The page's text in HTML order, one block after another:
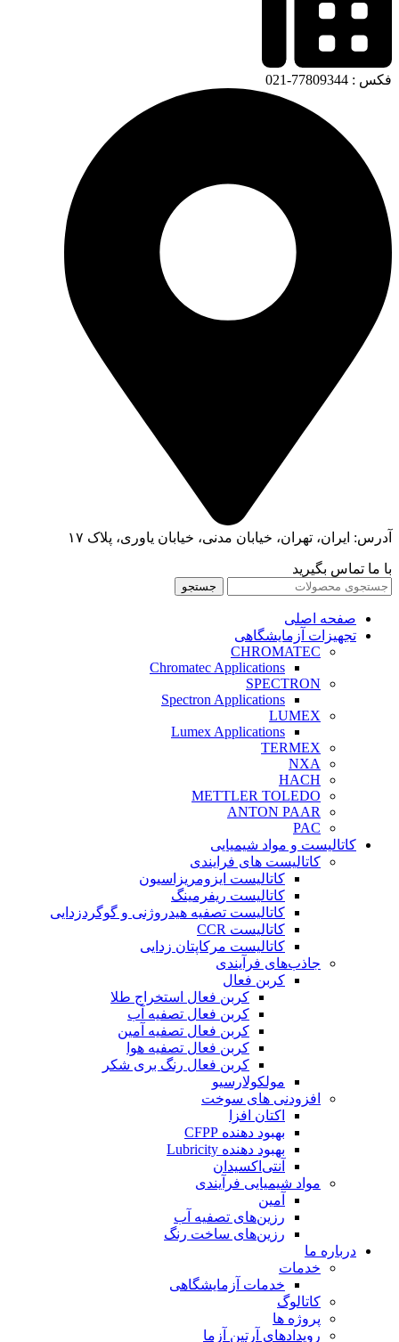
فکس : 77809344-021
آدرس: ایران، تهران، خیابان مدنی، خیابان یاوری، پلاک ۱۷
با ما تماس بگیرید
جستجو
صفحه اصلی
تجهیزات آزمایشگاهی
CHROMATEC
Chromatec Applications
SPECTRON
Spectron Applications
LUMEX
Lumex Applications
TERMEX
NXA
HACH
METTLER TOLEDO
ANTON PAAR
PAC
کاتالیست و مواد شیمیایی
کاتالیست های فرایندی
کاتالیست ایزومریزاسیون
کاتالیست ریفرمینگ
کاتالیست تصفیه هیدروژنی و گوگردزدایی
کاتالیست CCR
کاتالیست مرکاپتان زدایی
جاذب‌های فرآیندی
کربن فعال
کربن فعال استخراج طلا
کربن فعال تصفیه آب
کربن فعال تصفیه آمین
کربن فعال تصفیه هوا
کربن فعال رنگ بری شکر
مولکولارسیو
افزودنی های سوخت
اکتان افزا
بهبود دهنده CFPP
بهبود دهنده Lubricity
آنتی‌اکسیدان
مواد شیمیایی فرآیندی
آمین
رزین‌های تصفیه آب
رزین‌های ساخت رنگ
درباره ما
خدمات
خدمات آزمایشگاهی
کاتالوگ
پروژه ها
رویدادهای آرتین آزما